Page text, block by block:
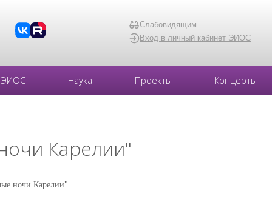
Слабовидящим
Вход в личный кабинет ЭИОС
ЭИОС Наука Проекты Концерты
Карелии"
ночи Карелии".